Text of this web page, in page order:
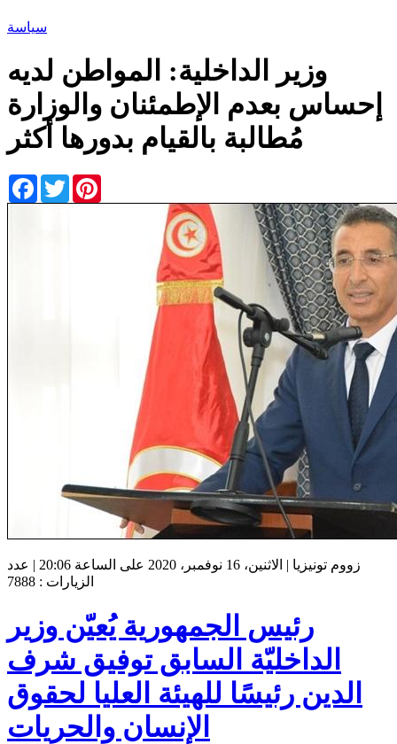
سياسة
وزير الداخلية: المواطن لديه
إحساس بعدم الإطمئنان والوزارة
مُطالبة بالقيام بدورها أكثر
Facebook
Twitter
زووم تونيزيا | الاثنين، 16 نوفمبر، 2020 على الساعة 20:06 | عدد
الزيارات : 7888
رئيس الجمهورية يُعيّن وزير
الداخليّة السابق توفيق شرف
الدين رئيسًا للهيئة العليا لحقوق
الإنسان والحريات